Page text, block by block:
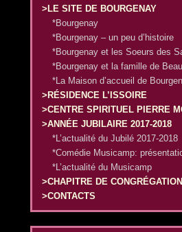
>LE SITE DE BOURGENAY
*Bourgenay
*Bourgenay – un peu d’histoire
*Bourgenay et les Soeurs des
*Bourgenay et la famille de
*La Maison d’accueil de
>RÉSIDENCE L’ISSOIRE
>CENTRE SPIRITUEL PIERRE
>ANNÉE JUBILAIRE 2017-2018
*L’actualité du Jubilé 2017-2018
*Comédie Musicamp:
*L’actualité du Musicamp
>CHAPITRE DE
>CONTACTS